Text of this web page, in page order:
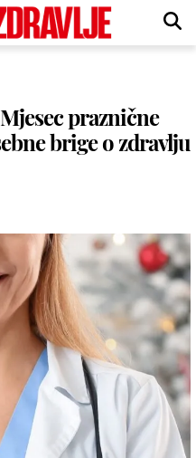
praznične
brige o zdravlju